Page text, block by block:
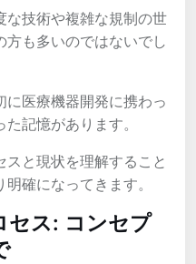
な技術や複雑な規制の世
も多いのではないでし
医療機器開発に携わっ
記憶があります。
スと現状を理解すること
確になってきます。
セス: コンセプ